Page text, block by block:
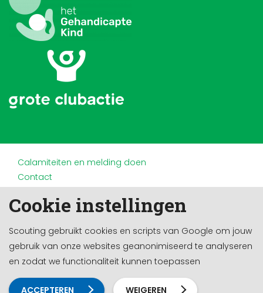
Cookie instellingen
Scouting gebruikt cookies en scripts van Google om jouw
gebruik van onze websites geanonimiseerd te analyseren
en zodat we functionaliteit kunnen toepassen
ACCEPTEREN WEIGEREN
Calamiteiten en melding doen
Contact
Doneren en nalaten
Privacy
Werken bij
Cookie-instellingen
Ontwikkeld door a&m impact